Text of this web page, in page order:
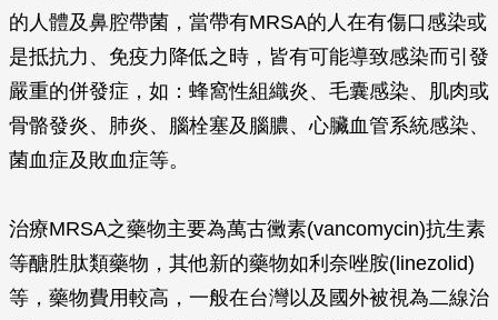
的人體及鼻腔帶菌，當帶有MRSA的人在有傷口感染或
是抵抗力、免疫力降低之時，皆有可能導致感染而引發
嚴重的併發症，如：蜂窩性組織炎、毛囊感染、肌肉或
骨骼發炎、肺炎、腦栓塞及腦膿、心臟血管系統感染、
菌血症及敗血症等。
治療MRSA之藥物主要為萬古黴素(vancomycin)抗生素
等醣胜肽類藥物，其他新的藥物如利奈唑胺(linezolid)
等，藥物費用較高，一般在台灣以及國外被視為二線治